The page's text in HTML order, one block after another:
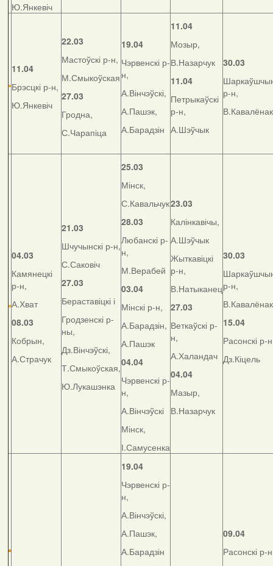
Ю.Янкевіч
11.04
Брэсцкі р-н,
Ю.Янкевіч
22.03
Мастоўскі р-н,
М.Смыкоўская
27.03
Гродна,
С.Чарапіца
19.04
Чэрвенскі р-
н,
А.Вінчэўскі,
А.Пашэк,
А.Барадзін
11.04
Мозыр,
В.Назарчук
11.04
Петрыкаўскі
р-н,
А.Шэўчык
30.03
р-н,
В.Кавалёнак
04.03
Камянецкі
р-н,
А.Хват
08.03
Кобрын,
А.Страчук
21.03
Шчучынскі р-н,
С.Саковіч
27.03
Бераставіцкі і
Гродзенскі р-
ны,
Дз.Вінчэўскі,
Т.Смыкоўская,
Ю.Лукашэнка
25.03
Мінск,
С.Кавальчук
28.03
Любанскі р-
н,
М.Верабей
03.04
Мінскі р-н,
А.Барадзін,
А.Пашэк
04.04
Чэрвенскі р-
н,
А.Вінчэўскі
Мінск,
І.Самусенка
23.03
Калінкавічы,
А.Шэўчык
Жыткавіцкі
р-н,
В.Натыканец
27.03
Веткаўскі р-
н,
А.Халандач
04.04
Мазыр,
В.Назарчук
30.03
р-н,
В.Кавалёнак
15.04
Расонскі р-
Дз.Кіцель
19.04
Чэрвенскі р-
н,
А.Вінчэўскі,
А.Пашэк,
А.Барадзін
09.04
Расонскі р-